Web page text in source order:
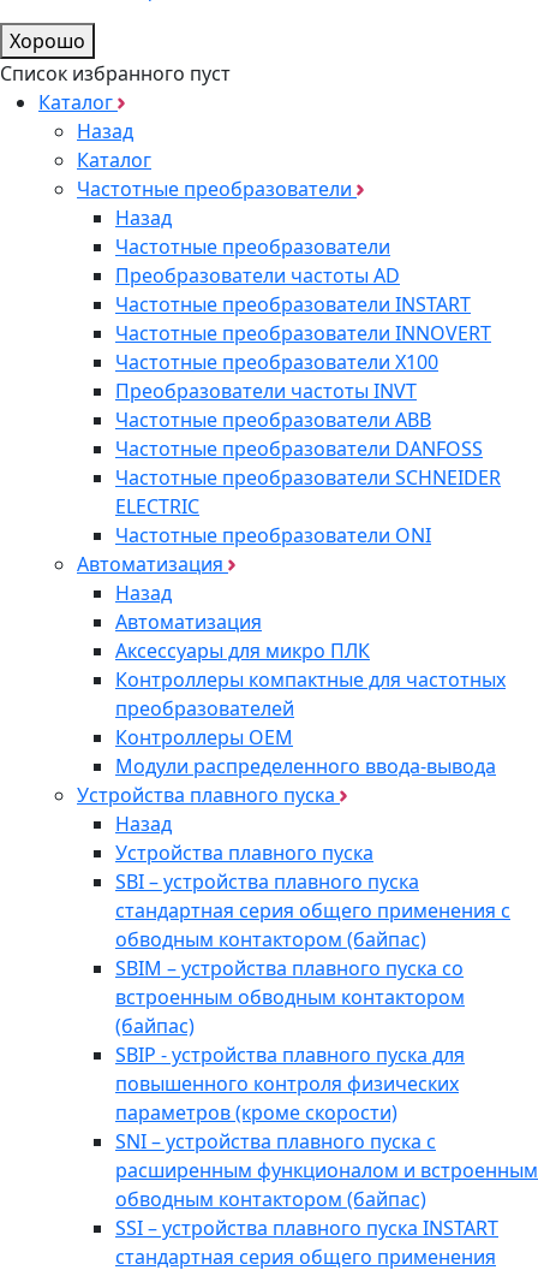
Хорошо
Список избранного пуст
Каталог
Назад
Каталог
Частотные преобразователи
Назад
Частотные преобразователи
Преобразователи частоты AD
Частотные преобразователи INSTART
Частотные преобразователи INNOVERT
Частотные преобразователи Х100
Преобразователи частоты INVT
Частотные преобразователи ABB
Частотные преобразователи DANFOSS
Частотные преобразователи SCHNEIDER
ELECTRIC
Частотные преобразователи ONI
Автоматизация
Назад
Автоматизация
Аксессуары для микро ПЛК
Контроллеры компактные для частотных
преобразователей
Контроллеры ОЕМ
Модули распределенного ввода-вывода
Устройства плавного пуска
Назад
Устройства плавного пуска
SBI – устройства плавного пуска
стандартная серия общего применения с
обводным контактором (байпас)
SBIM – устройства плавного пуска со
встроенным обводным контактором
(байпас)
SBIP - устройства плавного пуска для
повышенного контроля физических
параметров (кроме скорости)
SNI – устройства плавного пуска с
расширенным функционалом и встроенным
обводным контактором (байпас)
SSI – устройства плавного пуска INSTART
стандартная серия общего применения